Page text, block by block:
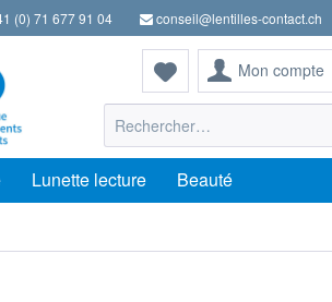
(0) 71 677 91 04 conseil@lentilles-contact.ch
Mon compte
Lunette lecture Beauté